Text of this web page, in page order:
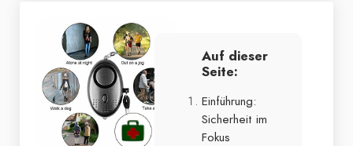
Auf dieser
Seite:
Einführung:
Sicherheit im
Fokus